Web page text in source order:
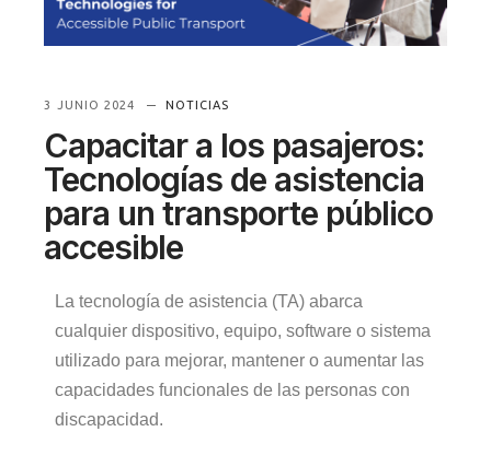
3 JUNIO 2024 NOTICIAS
Capacitar a los pasajeros:
Tecnologías de asistencia
para un transporte público
accesible
La tecnología de asistencia (TA) abarca
cualquier dispositivo, equipo, software o sistema
utilizado para mejorar, mantener o aumentar las
capacidades funcionales de las personas con
discapacidad.